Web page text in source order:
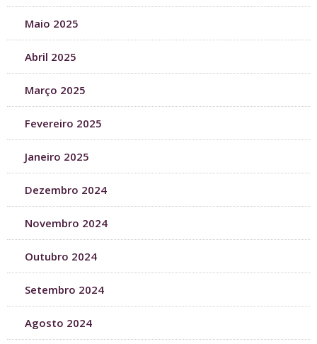
Maio 2025
Abril 2025
Março 2025
Fevereiro 2025
Janeiro 2025
Dezembro 2024
Novembro 2024
Outubro 2024
Setembro 2024
Agosto 2024